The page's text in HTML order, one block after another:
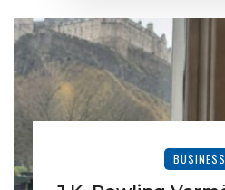
BUSINESS